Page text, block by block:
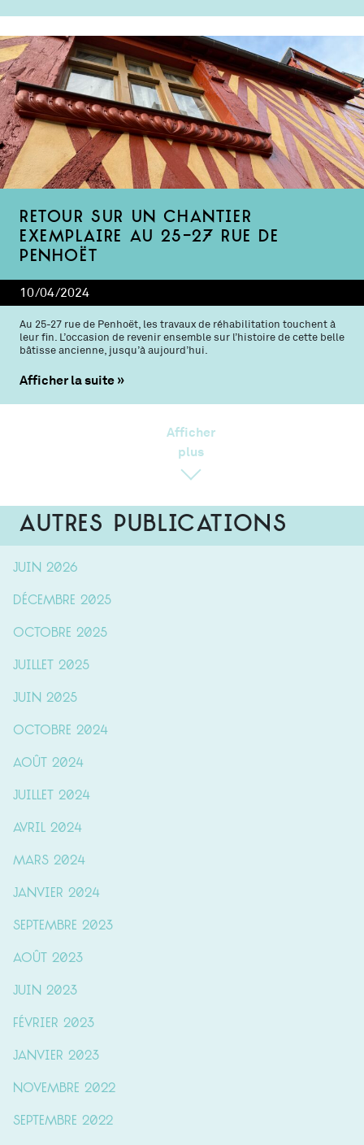
Retour sur un chantier
exemplaire au 25-27 rue de
Penhoët
10/04/2024
Au 25-27 rue de Penhoët, les travaux de réhabilitation touchent à
leur fin. L’occasion de revenir ensemble sur l’histoire de cette belle
bâtisse ancienne, jusqu’à aujourd’hui.
Afficher la suite
Afficher
plus
Autres publications
juin 2026
décembre 2025
octobre 2025
juillet 2025
juin 2025
octobre 2024
août 2024
juillet 2024
avril 2024
mars 2024
janvier 2024
septembre 2023
août 2023
juin 2023
février 2023
janvier 2023
novembre 2022
septembre 2022